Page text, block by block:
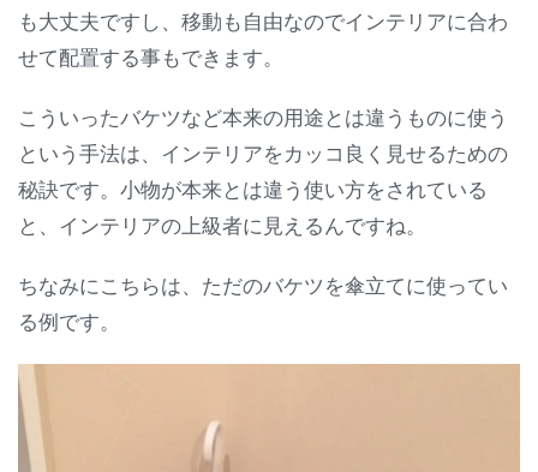
も大丈夫ですし、移動も自由なのでインテリアに合わ
せて配置する事もできます。
こういったバケツなど本来の用途とは違うものに使う
という手法は、インテリアをカッコ良く見せるための
秘訣です。小物が本来とは違う使い方をされている
と、インテリアの上級者に見えるんですね。
ちなみにこちらは、ただのバケツを傘立てに使ってい
る例です。